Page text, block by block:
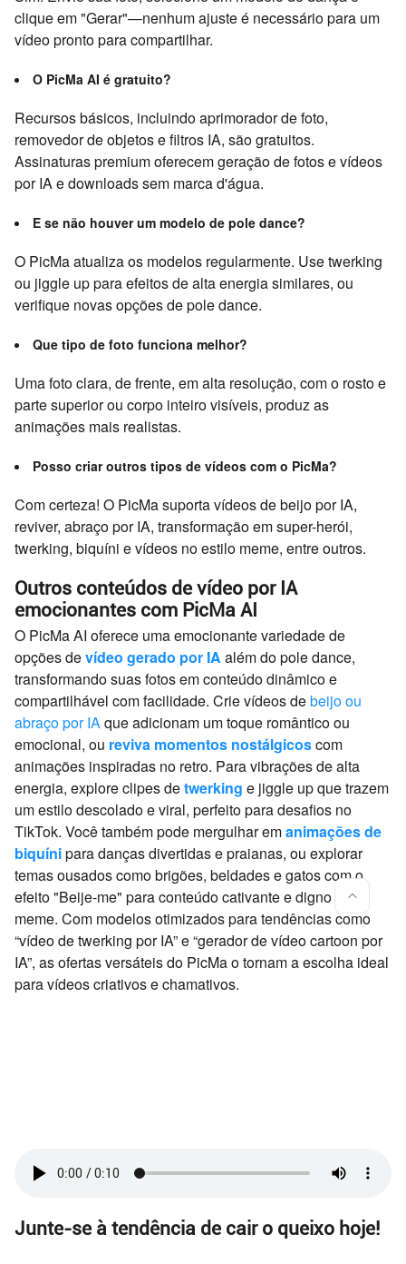
clique em "Gerar"—nenhum ajuste é necessário para um
vídeo pronto para compartilhar.
O PicMa AI é gratuito?
Recursos básicos, incluindo aprimorador de foto,
removedor de objetos e filtros IA, são gratuitos.
Assinaturas premium oferecem geração de fotos e vídeos
por IA e downloads sem marca d'água.
E se não houver um modelo de pole dance?
O PicMa atualiza os modelos regularmente. Use twerking
ou jiggle up para efeitos de alta energia similares, ou
verifique novas opções de pole dance.
Que tipo de foto funciona melhor?
Uma foto clara, de frente, em alta resolução, com o rosto e
parte superior ou corpo inteiro visíveis, produz as
animações mais realistas.
Posso criar outros tipos de vídeos com o PicMa?
Com certeza! O PicMa suporta vídeos de beijo por IA,
reviver, abraço por IA, transformação em super-herói,
twerking, biquíni e vídeos no estilo meme, entre outros.
Outros conteúdos de vídeo por IA
emocionantes com PicMa AI
O PicMa AI oferece uma emocionante variedade de
opções devídeo gerado por IA além do pole dance,
transformando suas fotos em conteúdo dinâmico e
compartilhável com facilidade. Crie vídeos debeijo ou
abraço por IAque adicionam um toque romântico ou
emocional, ou reviva momentos nostálgicoscom
animações inspiradas no retro. Para vibrações de alta
energia, explore clipes detwerking e jiggle up que trazem
um estilo descolado e viral, perfeito para desafios no
TikTok. Você também pode mergulhar emanimações de
biquínipara danças divertidas e praianas, ou explorar
temas ousados como brigões, beldades e gatos com o
efeito "Beije-me" para conteúdo cativante e digno de
meme. Com modelos otimizados para tendências como
“vídeo de twerking por IA” e “gerador de vídeo cartoon por
IA”, as ofertas versáteis do PicMa o tornam a escolha ideal
para vídeos criativos e chamativos.
Junte-se à tendência de cair o queixo hoje!